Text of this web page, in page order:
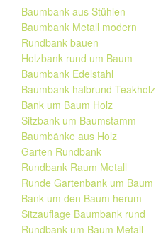
Baumbank aus Stühlen
Baumbank Metall modern
Rundbank bauen
Holzbank rund um Baum
Baumbank Edelstahl
Baumbank halbrund Teakholz
Bank um Baum Holz
Sitzbank um Baumstamm
Baumbänke aus Holz
Garten Rundbank
Rundbank Raum Metall
Runde Gartenbank um Baum
Bank um den Baum herum
Sitzauflage Baumbank rund
Rundbank um Baum Metall